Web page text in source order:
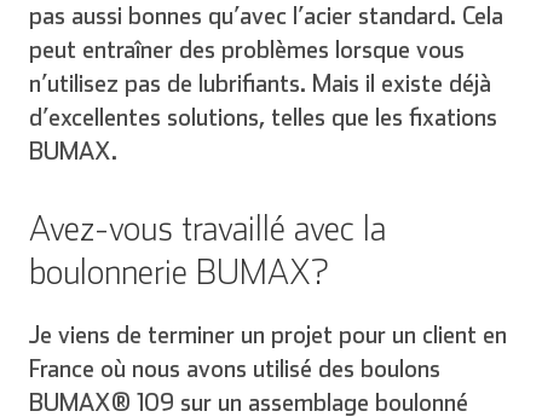
pas aussi bonnes qu’avec l’acier standard. Cela
peut entraîner des problèmes lorsque vous
n’utilisez pas de lubrifiants. Mais il existe déjà
d’excellentes solutions, telles que les fixations
BUMAX.
Avez-vous travaillé avec la
boulonnerie BUMAX?
Je viens de terminer un projet pour un client en
France où nous avons utilisé des boulons
BUMAX® 109 sur un assemblage boulonné